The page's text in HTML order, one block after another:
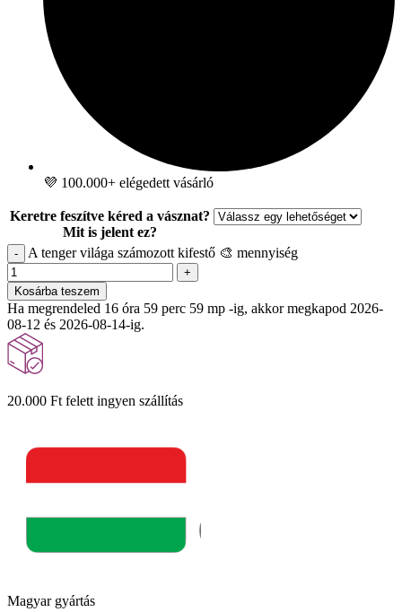
💜 100.000+ elégedett vásárló
Keretre feszítve kéred a vásznat?
Mit is jelent ez?
- A tenger világa számozott kifestő 🎨 mennyiség
+
Kosárba teszem
Ha megrendeled 16 óra 59 perc 58 mp -ig, akkor megkapod 2026-
08-12 és 2026-08-14-ig.
20.000 Ft felett ingyen szállítás
Magyar gyártás